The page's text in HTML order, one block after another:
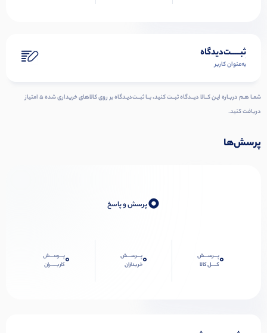
ثبـــــت‌دیدگاه
به‌عنوان کاربر
شمـا هـم دربـاره ایـن کــالا دیــدگاه ثبــت کنید، بــا ثبــت‌دیـدگاه بر روی کالاهای خریداری شده ۵ امتیاز
دریافت کنید.
پرسش‌ها
0پرسش و پاسخ
0پـــرســـش
کــــل کالا
0پـــرســـش
خریداران
0پـــرســـش
کاربـــــران